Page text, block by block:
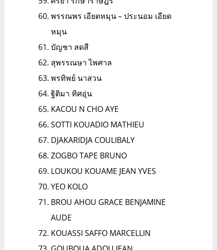
พรรณพร เอียดหมุน – ประนอม เอียด
หมุน
บัญชา สดสี
สุพรรณษา ไพศาล
พรทิพย์ นาสวน
ฐิติมา ทิศอุ่น
KACOU N CHO AYE
SOTTI KOUADIO MATHIEU
DJAKARIDJA COULIBALY
ZOGBO TAPE BRUNO
LOUKOU KOUAME JEAN YVES
YEO KOLO
BROU AHOU GRACE BENJAMINE
AUDE
KOUASSI SAFFO MARCELLIN